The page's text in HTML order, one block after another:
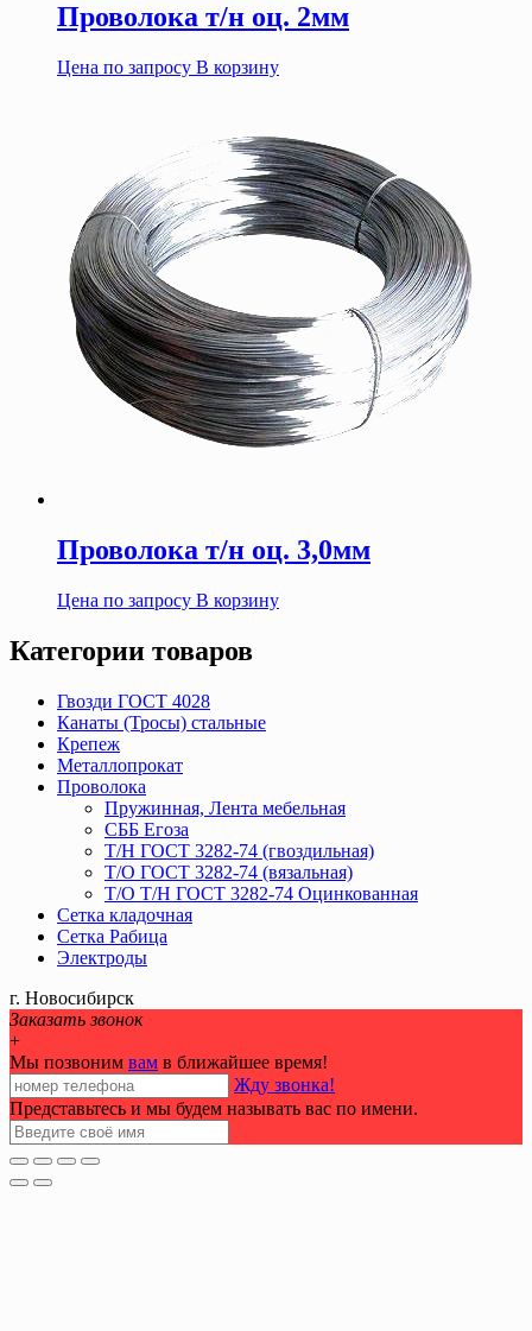
Проволока т/н оц. 2мм
Цена по запросу В корзину
Проволока т/н оц. 3,0мм
Цена по запросу В корзину
Категории товаров
Гвозди ГОСТ 4028
Канаты (Тросы) стальные
Крепеж
Металлопрокат
Проволока
Пружинная, Лента мебельная
СББ Егоза
Т/Н ГОСТ 3282-74 (гвоздильная)
Т/О ГОСТ 3282-74 (вязальная)
Т/О Т/Н ГОСТ 3282-74 Оцинкованная
Сетка кладочная
Сетка Рабица
Электроды
г. Новосибирск
Заказать звонок
+
Мы позвоним вам в ближайшее время!
Жду звонка!
Представьтесь и мы будем называть вас по имени.